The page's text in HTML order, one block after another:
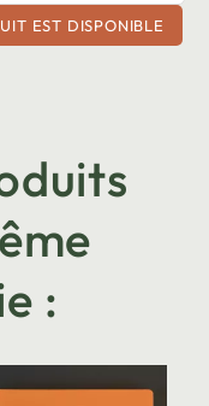
EST DISPONIBLE
: